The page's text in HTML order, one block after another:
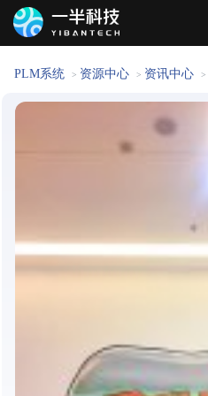
PLM系统 > 资源中心 > 资讯中心 >